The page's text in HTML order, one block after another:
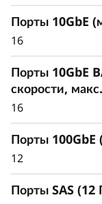
и
Порты 10GbE
16
Порты 10GbE
скорости,
16
Порты 100GbE
12
Порты SAS (12